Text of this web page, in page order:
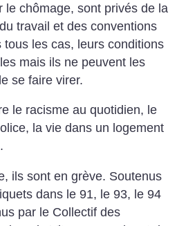
le chômage, sont privés de la
travail et des conventions
tous les cas, leurs conditions
mais ils ne peuvent les
se faire virer.
le racisme au quotidien, le
la vie dans un logement
ils sont en grève. Soutenus
dans le 91, le 93, le 94
par le Collectif des